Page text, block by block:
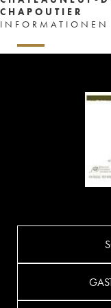
CHAPOUTIER
INFORMATIONEN